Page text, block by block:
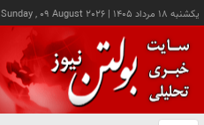
يکشنبه ۱۸ مرداد ۱۴۰۵ |
Sunday , 09 August 2026